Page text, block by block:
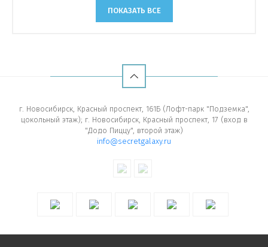
ПОКАЗАТЬ ВСЕ
г. Новосибирск, Красный проспект, 161Б (Лофт-парк "Подземка",
цокольный этаж); г. Новосибирск, Красный проспект, 17 (вход в
"Додо Пиццу", второй этаж)
info@secretgalaxy.ru